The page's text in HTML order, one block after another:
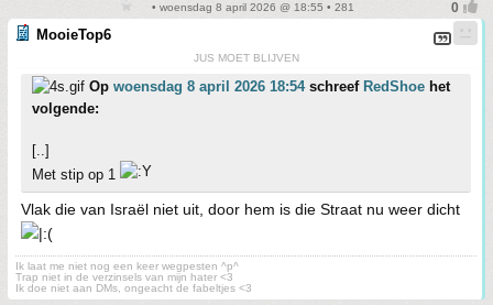
• woensdag 8 april 2026 @ 18:55 • 281
MooieTop6
JUS MOET BLIJVEN
Op woensdag 8 april 2026 18:54schreef RedShoe het
volgende:
[..]
Met stip op 1
Vlak die van Israël niet uit, door hem is die Straat nu weer dicht
Ik laat me niet nog een keer wegpesten ^p^
Trap niet in de verzinsels van mijn hater <3
Ik doe niet aan DMs, ongeacht de fabeltjes <3